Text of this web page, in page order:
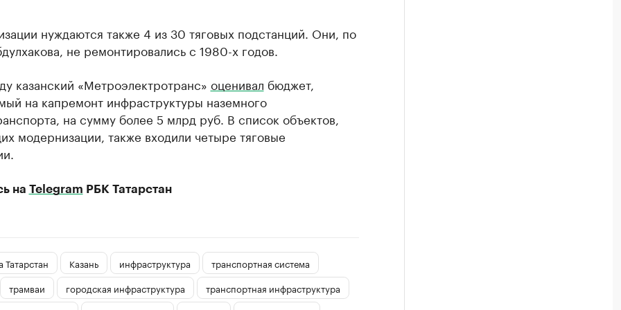
нуждаются также 4 из 30 тяговых подстанций. Они, по
не ремонтировались с 1980-х годов.
казанский «Метроэлектротранс» оценивал бюджет,
на капремонт инфраструктуры наземного
на сумму более 5 млрд руб. В список объектов,
модернизации, также входили четыре тяговые
на Telegram РБК Татарстан
Татарстан Казань инфраструктура
транспортная система
трамваи
городская инфраструктура
транспортная инфраструктура